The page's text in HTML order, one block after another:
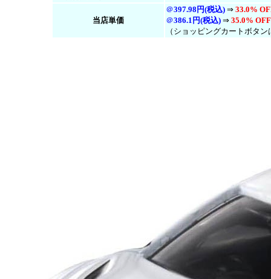
当店単価
＠397.98円(税込) ⇒ 33.0%
＠386.1円(税込) ⇒ 35.0%
（ショッピングカートボタ